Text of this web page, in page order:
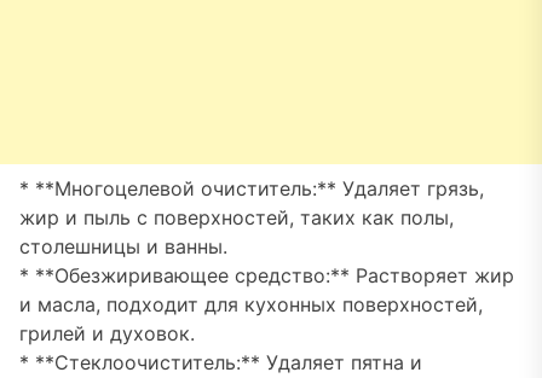
* **Многоцелевой очиститель:** Удаляет грязь,
жир и пыль с поверхностей, таких как полы,
столешницы и ванны.
* **Обезжиривающее средство:** Растворяет жир
и масла, подходит для кухонных поверхностей,
грилей и духовок.
* **Стеклоочиститель:** Удаляет пятна и